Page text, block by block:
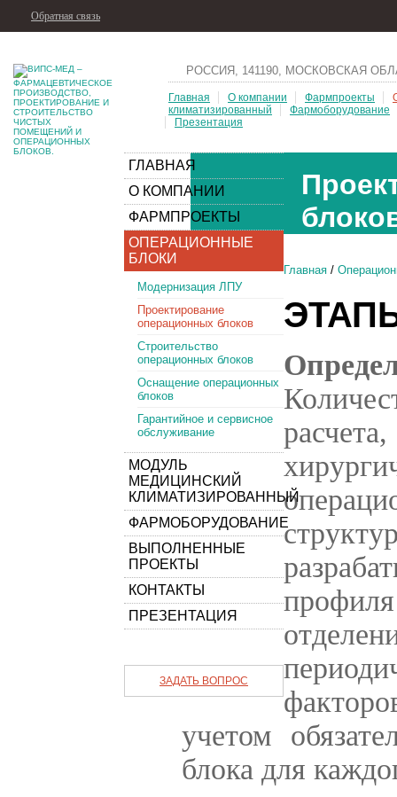
Обратная связь
РОССИЯ, 141190, МОСКОВСКАЯ
Главная О компании Фармпроекты
климатизированный
Фармоборудование
Презентация
ГЛАВНАЯ
О КОМПАНИИ
ФАРМПРОЕКТЫ
ОПЕРАЦИОННЫЕ
БЛОКИ
Модернизация ЛПУ
Проектирование
операционных блоков
Строительство
операционных блоков
Оснащение операционных
блоков
Гарантийное и сервисное
обслуживание
МОДУЛЬ
МЕДИЦИНСКИЙ
КЛИМАТИЗИРОВАННЫЙ
ФАРМОБОРУДОВАНИЕ
ВЫПОЛНЕННЫЕ
ПРОЕКТЫ
КОНТАКТЫ
ПРЕЗЕНТАЦИЯ
ЗАДАТЬ ВОПРОС
Главная /
учетом
блока для